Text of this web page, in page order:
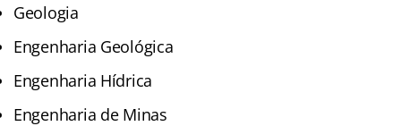
Geologia
Engenharia Geológica
Engenharia Hídrica
Engenharia de Minas